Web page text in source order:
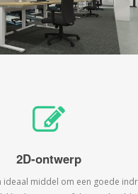
2D-ontwerp
ideaal middel om een goede